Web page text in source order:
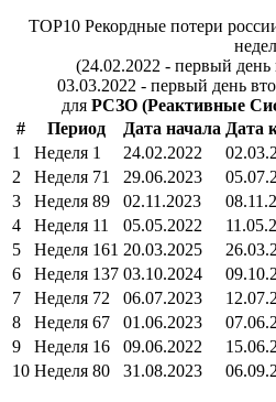
TOP10 Рекордные потери
(24.02.2022 - первый
03.03.2022 - первый день
для РСЗО (Реактивные
#
Период Дата начала Дата
1
Неделя 1 24.02.2022
2
Неделя 71 29.06.2023
3
Неделя 89 02.11.2023
4
Неделя 11 05.05.2022
5
Неделя 161 20.03.2025
6
Неделя 137 03.10.2024
7
Неделя 72 06.07.2023
8
Неделя 67 01.06.2023
9
Неделя 16 09.06.2022
10 Неделя 80 31.08.2023